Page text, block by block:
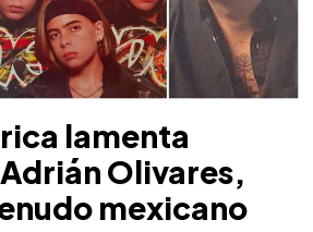
lamenta
Olivares,
mexicano